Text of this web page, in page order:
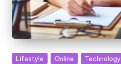
Posted
Lifestyle Online Technology